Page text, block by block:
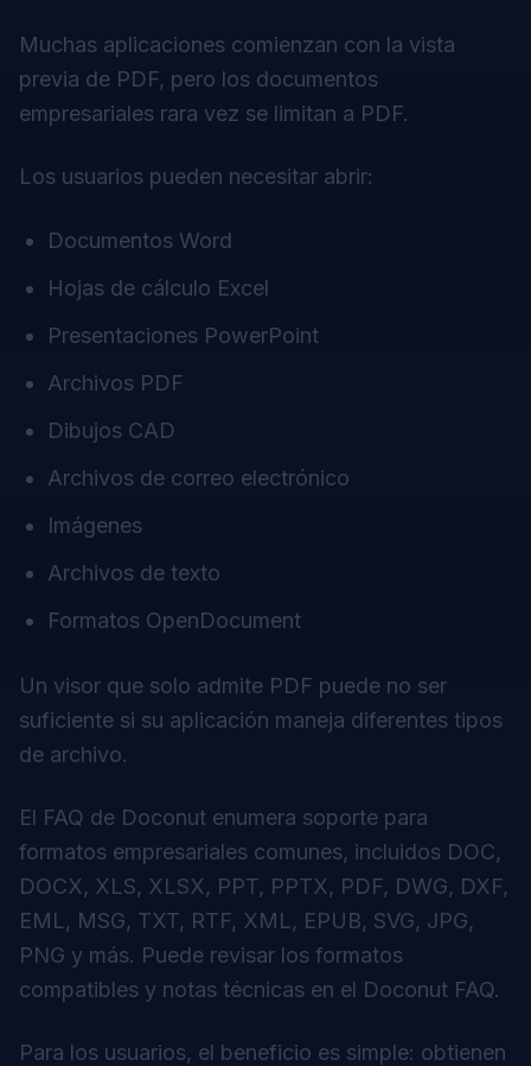
Muchas aplicaciones comienzan con la vista
previa de PDF, pero los documentos
empresariales rara vez se limitan a PDF.
Los usuarios pueden necesitar abrir:
Documentos Word
Hojas de cálculo Excel
Presentaciones PowerPoint
Archivos PDF
Dibujos CAD
Archivos de correo electrónico
Imágenes
Archivos de texto
Formatos OpenDocument
Un visor que solo admite PDF puede no ser
suficiente si su aplicación maneja diferentes tipos
de archivo.
El FAQ de Doconut enumera soporte para
formatos empresariales comunes, incluidos DOC,
DOCX, XLS, XLSX, PPT, PPTX, PDF, DWG, DXF,
EML, MSG, TXT, RTF, XML, EPUB, SVG, JPG,
PNG y más. Puede revisar los formatos
compatibles y notas técnicas en el Doconut FAQ.
Para los usuarios, el beneficio es simple: obtienen